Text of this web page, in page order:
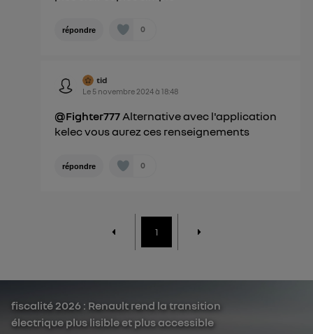
répondre 0
tid
Le 5 novembre 2024à18:48
@Fighter777Alternative avec l'application
kelec vous aurez ces renseignements
répondre 0
1
fiscalité 2026 : Renault rend la transition
électrique plus lisible et plus accessible